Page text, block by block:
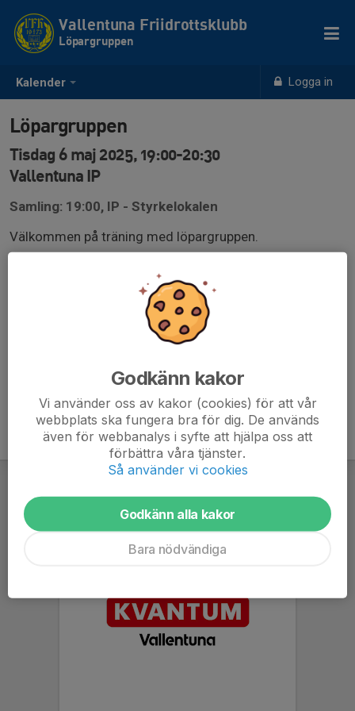
Kalender Logga in
Vallentuna Friidrottsklubb
Löpargruppen
Löpargruppen
Tisdag 6 maj 2025, 19:00-20:30
Vallentuna IP
Samling: 19:00, IP - Styrkelokalen
Välkommen på träning med löpargruppen.
Godkänn kakor
Vi använder oss av kakor (cookies) för att vår
webbplats ska fungera bra för dig. De används
även för webbanalys i syfte att hjälpa oss att
förbättra våra tjänster.
Så använder vi cookies
Godkänn alla kakor
Bara nödvändiga